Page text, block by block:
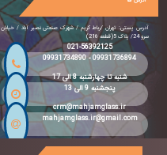
آدرس پستی: تهران /رباط کریم / شهرک صنعتی نصیر آباد / خیابان
سرو 24/ پلاک 5(قطعه 216)
021-56392125
09931736894
-
09931734890
شنبه تا چهارشنبه 8 الی 17
پنجشنبه 9 الی 13
crm@mahjamglass.ir
mahjamglass.ir@gmail.com